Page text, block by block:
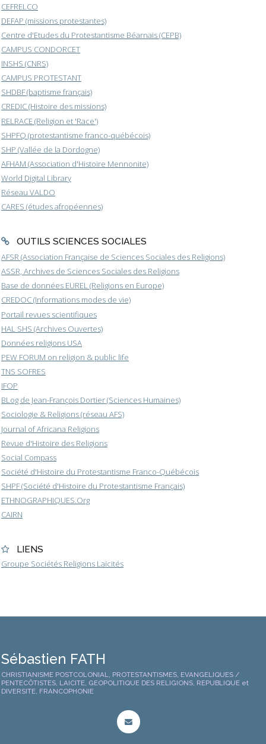
CEFRELCO
DEFAP (missions protestantes)
Centre d'Etudes du Protestantisme Béarnais (CEPB)
CAMPUS CONDORCET
INSHS (CNRS)
CAMPUS PROTESTANT
SHDBF (baptisme français)
CREDIC (Histoire des missions)
RELRACE (Religion et 'Race')
SHPFQ (protestantisme franco-québécois)
SHP (Vallée de la Dordogne)
AFHAM (Association d'Histoire Mennonite)
World Digital Library
Réseau VALDO
CARES (études afropéennes)
OUTILS SCIENCES SOCIALES
AFSR (Association Française de Sciences Sociales des Religions)
ASSR, Archives de Sciences Sociales des Religions
Base de données EUREL (Religions en Europe)
CREDOC (Informations modes de vie)
Portail revues scientifiques
HAL SHS (Archives Ouvertes)
Données religions USA
PEW FORUM on religion & public life
TNS SOFRES
IFOP
BLog de Jean-François Dortier (Sciences Humaines)
Sociologie & Religions (réseau AFS)
Journal of Africana Religions
Revue d'Histoire des Religions
Social Compass
Société d'Histoire du Protestantisme Franco-Québécois
SHPF (Société d'Histoire du Protestantisme Français)
ETHNOGRAPHIQUES.Org
CAIRN
LIENS
Groupe Sociétés Religions Laïcités
Sébastien FATH
CHRISTIANISME POSTCOLONIAL, PROTESTANTISMES, EVANGELIQUES /
PENTECÔTISTES, LAICITE, GEOPOLITIQUE DES RELIGIONS, REPUBLIQUE et
DIVERSITE, FRANCOPHONIE